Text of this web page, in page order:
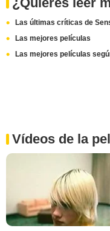
Las últimas críticas de
Las mejores películas
Las mejores películas
Vídeos de la